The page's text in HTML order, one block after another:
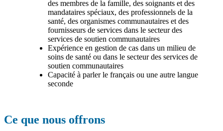
des membres de la famille, des soignants et des
mandataires spéciaux, des professionnels de la
santé, des organismes communautaires et des
fournisseurs de services dans le secteur des
services de soutien communautaires
Expérience en gestion de cas dans un milieu de
soins de santé ou dans le secteur des services de
soutien communautaires
Capacité à parler le français ou une autre langue
seconde
Ce que nous offrons